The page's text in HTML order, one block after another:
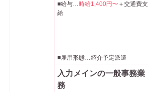
■給与…時給1,400円〜 ＋交通費支
給
■雇用形態…紹介予定派遣
入力メインの一般事務業
務